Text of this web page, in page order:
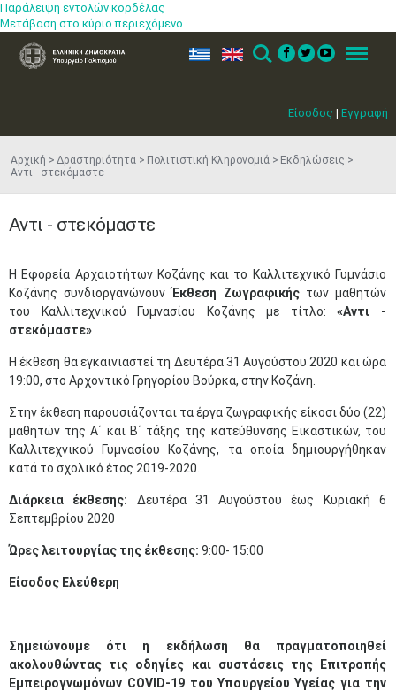
Παράλειψη εντολών κορδέλας
Μετάβαση στο κύριο περιεχόμενο
Είσοδος | Εγγραφή
ελ en Search Menu
Αρχική Δραστηριότητα Πολιτιστική Κληρονομιά
Εκδηλώσεις
Αντι - στεκόμαστε
Αντι - στεκόμαστε
Η Εφορεία Αρχαιοτήτων Κοζάνης και το Καλλιτεχνικό Γυμνάσιο
Κοζάνης συνδιοργανώνουνΈκθεση Ζωγραφικήςτων μαθητών
του Καλλιτεχνικού Γυμνασίου Κοζάνης με τίτλο:​«Αντι -
στεκόμαστε»
Η έκθεση θα εγκαινιαστεί τη Δευτέρα 31 Αυγούστου 2020 και ώρα
19:00, στο Αρχοντικό Γρηγορίου Βούρκα, στην Κοζάνη.
Στην έκθεση παρουσιάζονται τα έργα ζωγραφικής είκοσι δύο (22)
μαθητών της Α΄ και Β΄ τάξης της κατεύθυνσης Εικαστικών, του
Καλλιτεχνικού Γυμνασίου Κοζάνης, τα οποία δημιουργήθηκαν
κατά το σχολικό έτος 2019-2020.
​Διάρκεια έκθεσης: Δευτέρα
31 Αυγούστου έως Κυριακή 6
Σεπτεμβρίου 2020
Ώρες λειτουργίας της έκθεσης: 9:00- 15:00
Είσοδος Ελεύθερη
Σημειώνουμε ότι η εκδήλωση θα πραγματοποιηθεί
ακολουθώντας τις οδηγίες και συστάσεις της Επιτροπής
Εμπειρογνωμόνων COVID-19 του Υπουργείου Υγείας για την